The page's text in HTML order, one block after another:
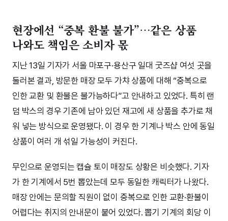
현장에선 “중복 환불 불가”…같은 상품
나와도 책임은 소비자 몫
지난 13일 기자가 서울 마포구·용산구 일대 굿즈샵 여섯 곳을
둘러본 결과, 방문한 매장 모두 가챠 상품에 대해 “중복으로
인한 교환 및 환불은 불가능하다”고 안내하고 있었다. 특히 랜
덤 박스의 경우 기존에 남아 있던 재고에 새 상품을 추가로 채
워 넣는 방식으로 운영됐다. 이 경우 한 기계나 박스 안에 동일
상품이 여러 개 섞일 가능성이 커진다.
무인으로 운영되는 캡슐 토이 매장도 상황은 비슷했다. 기자
가 한 기계에서 5번 뽑았는데 모두 동일한 캐릭터가 나왔다.
매장 안에는 문의할 직원이 없이 중복으로 인한 교환·환불이
어렵다는 취지의 안내문이 붙어 있었다. 뽑기 기계의 회당 이